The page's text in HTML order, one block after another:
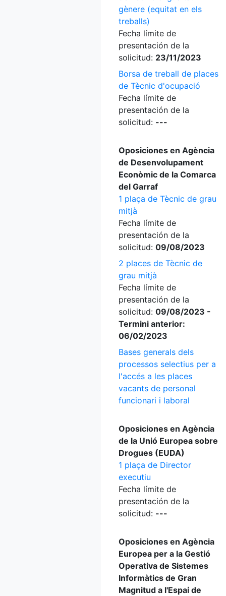
gènere (equitat en els
treballs)
Fecha límite de
presentación de la
solicitud: 23/11/2023
Borsa de treball de places
de Tècnic d'ocupació
Fecha límite de
presentación de la
solicitud: ---
Oposiciones en Agència
de Desenvolupament
Econòmic de la Comarca
del Garraf
1 plaça de Tècnic de grau
mitjà
Fecha límite de
presentación de la
solicitud: 09/08/2023
2 places de Tècnic de
grau mitjà
Fecha límite de
presentación de la
solicitud: 09/08/2023 -
Termini anterior:
06/02/2023
Bases generals dels
processos selectius per a
l'accés a les places
vacants de personal
funcionari i laboral
Oposiciones en Agència
de la Unió Europea sobre
Drogues (EUDA)
1 plaça de Director
executiu
Fecha límite de
presentación de la
solicitud: ---
Oposiciones en Agència
Europea per a la Gestió
Operativa de Sistemes
Informàtics de Gran
Magnitud a l'Espai de